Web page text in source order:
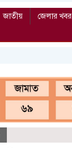
জাতীয় জেলার খবর